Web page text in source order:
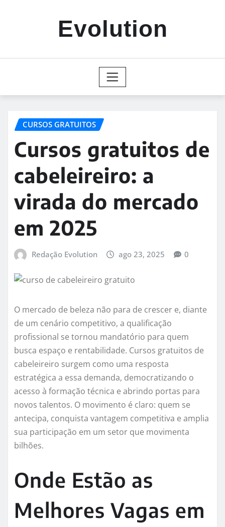
Evolution
CURSOS GRATUITOS
Cursos gratuitos de
cabeleireiro: a
virada do mercado
em 2025
Redação Evolution ago 23, 2025 0
O mercado de beleza não para de crescer e, diante
de um cenário competitivo, a qualificação
profissional se tornou mandatório para quem
busca espaço e rentabilidade. Cursos gratuitos de
cabeleireiro surgem como uma resposta
estratégica a essa demanda, democratizando o
acesso à formação técnica e abrindo portas para
novos talentos. O movimento é claro: quem se
antecipa, conquista vantagem competitiva e amplia
sua participação em um setor que movimenta
bilhões.
Onde Estão as
Melhores Vagas em